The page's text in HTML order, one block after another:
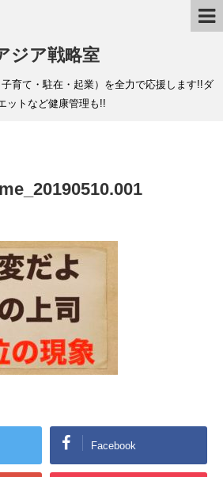
ジア戦略室
育て・駐在・起業）を全力で応援します!!ダ
ットなど健康管理も!!
Facebook